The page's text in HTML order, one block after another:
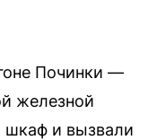
Починки —
железной
и вызвали